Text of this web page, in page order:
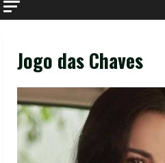
Jogo das Chaves